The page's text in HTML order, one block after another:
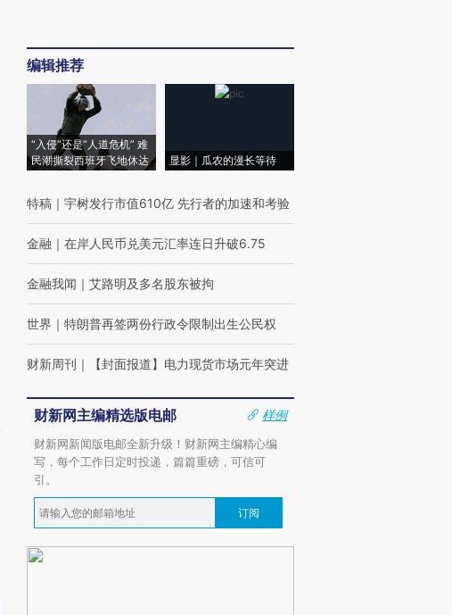
编辑推荐
“入侵”还是“人道危机” 难
民潮撕裂西班牙飞地休达
显影｜瓜农的漫长等待
特稿 ｜ 宇树发行市值610亿 先行者的加速和考验
金融 ｜ 在岸人民币兑美元汇率连日升破6.75
金融我闻 ｜ 艾路明及多名股东被拘
世界 ｜ 特朗普再签两份行政令限制出生公民权
财新周刊 ｜ 【封面报道】电力现货市场元年突进
财新网主编精选版电邮
样例
财新网新闻版电邮全新升级！财新网主编精心编
写，每个工作日定时投递，篇篇重磅，可信可
引。
订阅